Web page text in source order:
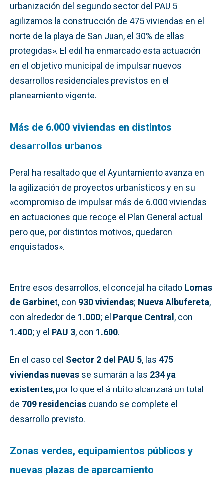
urbanización del segundo sector del PAU 5
agilizamos la construcción de 475 viviendas en el
norte de la playa de San Juan, el 30% de ellas
protegidas». El edil ha enmarcado esta actuación
en el objetivo municipal de impulsar nuevos
desarrollos residenciales previstos en el
planeamiento vigente.
Más de 6.000 viviendas en distintos
desarrollos urbanos
Peral ha resaltado que el Ayuntamiento avanza en
la agilización de proyectos urbanísticos y en su
«compromiso de impulsar más de 6.000 viviendas
en actuaciones que recoge el Plan General actual
pero que, por distintos motivos, quedaron
enquistados».
Entre esos desarrollos, el concejal ha citado Lomas
de Garbinet, con 930 viviendas; Nueva Albufereta,
con alrededor de 1.000; el Parque Central, con
1.400; y el PAU 3, con 1.600.
En el caso del Sector 2 del PAU 5, las 475
viviendas nuevas se sumarán a las 234 ya
existentes, por lo que el ámbito alcanzará un total
de 709 residencias cuando se complete el
desarrollo previsto.
Zonas verdes, equipamientos públicos y
nuevas plazas de aparcamiento